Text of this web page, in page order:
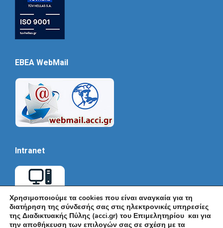
EBEA WebMail
Intranet
Χρησιμοποιούμε τα cookies που είναι αναγκαία για τη
διατήρηση της σύνδεσής σας στις ηλεκτρονικές υπηρεσίες
της Διαδικτυακής Πύλης (acci.gr) του Επιμελητηρίου και για
την αποθήκευση των επιλογών σας σε σχέση με τα